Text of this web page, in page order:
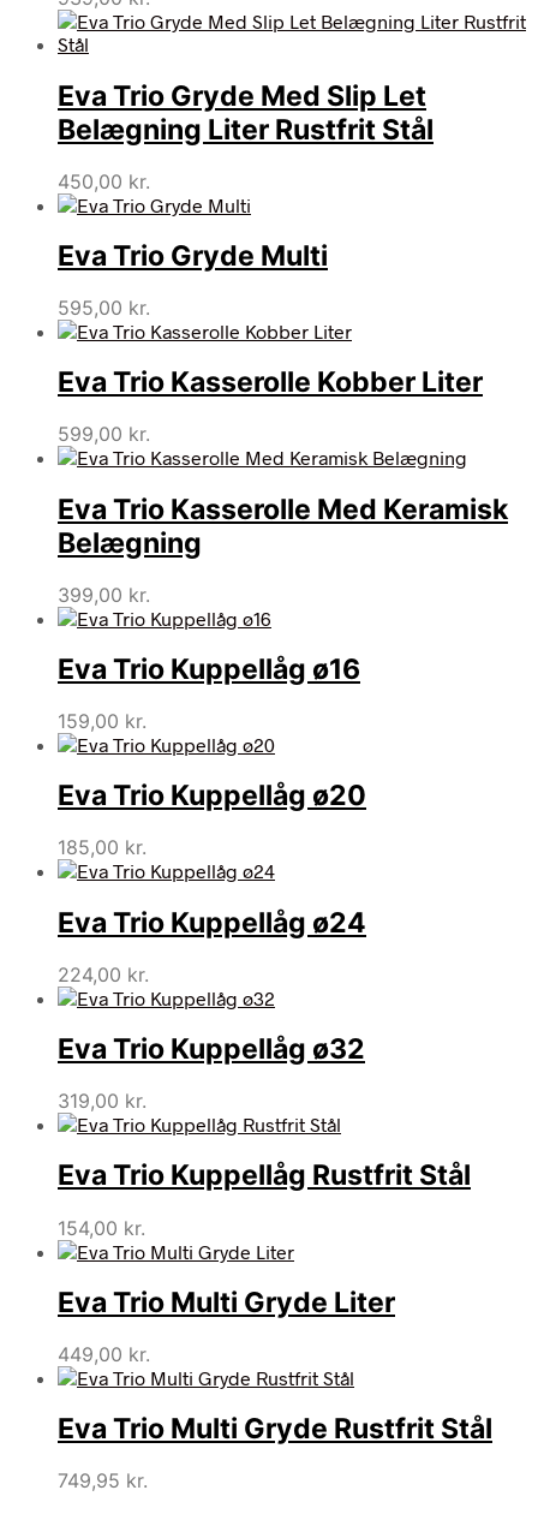
Eva Trio Gryde Med Slip Let
Belægning Liter Rustfrit Stål
450,00 kr.
Eva Trio Gryde Multi
595,00 kr.
Eva Trio Kasserolle Kobber Liter
599,00 kr.
Eva Trio Kasserolle Med Keramisk
Belægning
399,00 kr.
Eva Trio Kuppellåg ø16
159,00 kr.
Eva Trio Kuppellåg ø20
185,00 kr.
Eva Trio Kuppellåg ø24
224,00 kr.
Eva Trio Kuppellåg ø32
319,00 kr.
Eva Trio Kuppellåg Rustfrit Stål
154,00 kr.
Eva Trio Multi Gryde Liter
449,00 kr.
Eva Trio Multi Gryde Rustfrit Stål
749,95 kr.